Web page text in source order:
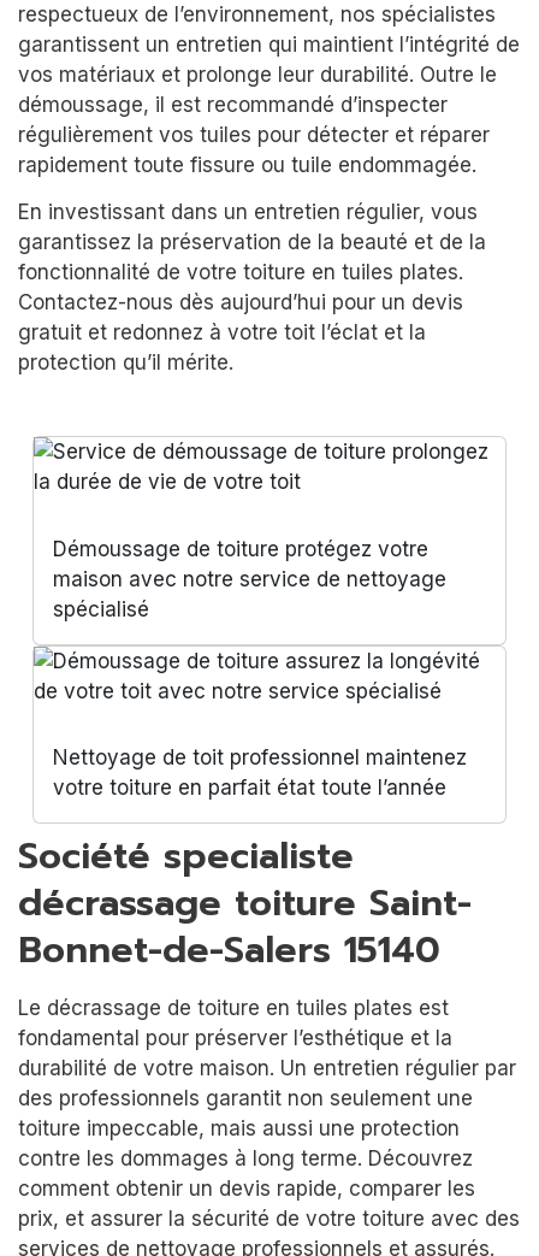
respectueux de l’environnement, nos spécialistes
garantissent un entretien qui maintient l’intégrité de
vos matériaux et prolonge leur durabilité. Outre le
démoussage, il est recommandé d’inspecter
régulièrement vos tuiles pour détecter et réparer
rapidement toute fissure ou tuile endommagée.
En investissant dans un entretien régulier, vous
garantissez la préservation de la beauté et de la
fonctionnalité de votre toiture en tuiles plates.
Contactez-nous dès aujourd’hui pour un devis
gratuit et redonnez à votre toit l’éclat et la
protection qu’il mérite.
Démoussage de toiture protégez votre
maison avec notre service de nettoyage
spécialisé
Nettoyage de toit professionnel maintenez
votre toiture en parfait état toute l’année
Société specialiste
décrassage toiture Saint-
Bonnet-de-Salers 15140
Le décrassage de toiture en tuiles plates est
fondamental pour préserver l’esthétique et la
durabilité de votre maison. Un entretien régulier par
des professionnels garantit non seulement une
toiture impeccable, mais aussi une protection
contre les dommages à long terme. Découvrez
comment obtenir un devis rapide, comparer les
prix, et assurer la sécurité de votre toiture avec des
services de nettoyage professionnels et assurés.